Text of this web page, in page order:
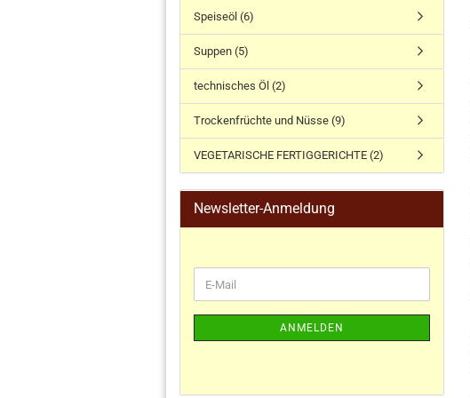
Speiseöl (6)
Suppen (5)
technisches Öl (2)
Trockenfrüchte und Nüsse (9)
VEGETARISCHE FERTIGGERICHTE (2)
Newsletter-Anmeldung
ANMELDEN